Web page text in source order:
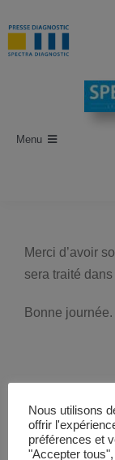
au
contenu
Menu
Revues
Newsletters
Vidéos
Manifestations
Abonnements
Merci d’avoir
sera traité
Bonne journée.
Nous utilisons
offrir
préférences et
"Accepter